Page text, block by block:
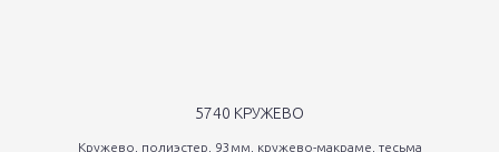
5740 КРУЖЕВО
Кружево, полиэстер, 93мм, кружево-макраме, тесьма